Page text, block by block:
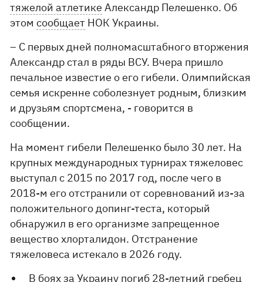
тяжелой атлетике Александр Пелешенко. Об
этомсообщает НОК Украины.
– С первых дней полномасштабного вторжения
Александр стал в ряды ВСУ. Вчера пришло
печальное известие о его гибели. Олимпийская
семья искренне соболезнует родным, близким
и друзьям спортсмена, - говорится в
сообщении.
На момент гибели Пелешенко было 30 лет. На
крупных международных турнирах тяжеловес
выступал с 2015 по 2017 год, после чего в
2018-м его отстранили от соревнований из-за
положительного допинг-теста, который
обнаружил в его организме запрещенное
вещество хлорталидон. Отстранение
тяжеловеса истекало в 2026 году.
В боях за Украину погиб 28-летний гребец